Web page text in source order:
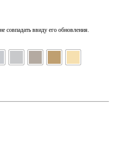
совпадать ввиду его обновления.